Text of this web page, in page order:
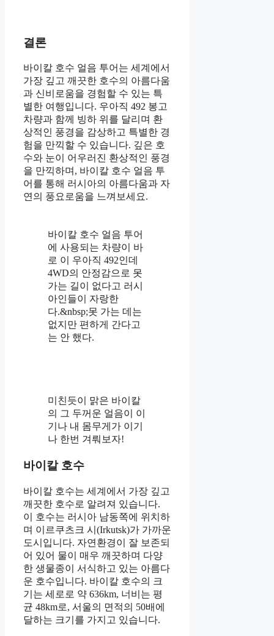
결론
바이칼 호수 얼음 투어는 세계에서
가장 깊고 깨끗한 호수의 아름다움
과 신비로움을 경험할 수 있는 특
별한 여행입니다. 우아직 492 봉고
차량과 함께 빙하 위를 달리며 환
상적인 풍경을 감상하고 특별한 경
험을 만끽할 수 있습니다. 깊은 호
수와 눈이 어우러진 환상적인 풍경
을 만끽하며, 바이칼 호수 얼음 투
어를 통해 러시아의 아름다움과 자
연의 풍요로움을 느껴보세요.
바이칼 호수 얼음 투어
에 사용되는 차량이 바
로 이 우아직 492인데
4WD의 안정감으로 못
가는 길이 없다고 러시
아인들이 자랑한
다.&nbsp;못 가는 데는
없지만 편하게 간다고
는 안 했다.
미친듯이 맑은 바이칼
의 그 두꺼운 얼음이 이
기나 내 몸무게가 이기
나 한번 겨뤄보자!
바이칼 호수
바이칼 호수는 세계에서 가장 깊고
깨끗한 호수로 알려져 있습니다.
이 호수는 러시아 남동쪽에 위치하
며 이르쿠츠크 시(Irkutsk)가 가까운
도시입니다. 자연환경이 잘 보존되
어 있어 물이 매우 깨끗하며 다양
한 생물종이 서식하고 있는 아름다
운 호수입니다. 바이칼 호수의 크
기는 세로로 약 636km, 너비는 평
균 48km로, 서울의 면적의 50배에
달하는 크기를 가지고 있습니다.